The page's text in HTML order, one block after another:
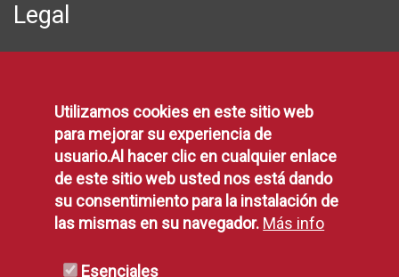
Legal
Aviso Legal
Disponibilidad
Declaración de Accesibilidad
Política de Cookies
Utilizamos cookies en este sitio web
para mejorar su experiencia de
usuario.Al hacer clic en cualquier enlace
de este sitio web usted nos está dando
su consentimiento para la instalación de
las mismas en su navegador. Más info
Esenciales